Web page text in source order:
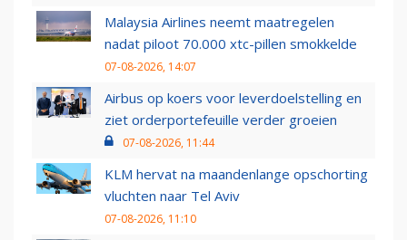
Malaysia Airlines neemt maatregelen
nadat piloot 70.000 xtc-pillen smokkelde
07-08-2026, 14:07
Airbus op koers voor leverdoelstelling en
ziet orderportefeuille verder groeien
07-08-2026, 11:44
KLM hervat na maandenlange opschorting
vluchten naar Tel Aviv
07-08-2026, 11:10